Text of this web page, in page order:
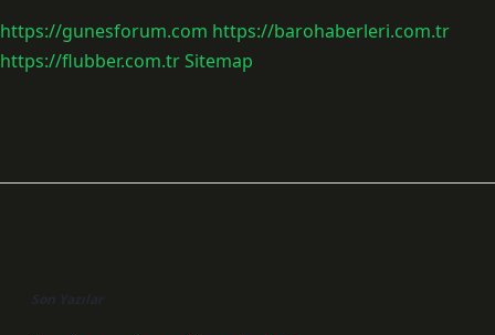
https://gunesforum.com https://barohaberleri.com.tr
https://flubber.com.trSitemap
Son Yazılar